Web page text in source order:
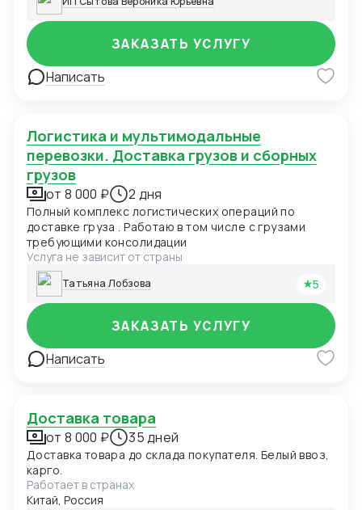
Написать
ЗАКАЗАТЬ УСЛУГУ
Логистика и мультимодальные
перевозки. Доставка грузов и сборных
грузов
от 8 000 ₽ 2 дня
Полный комплекс логистических операций по
доставке груза . Работаю в том числе с грузами
требующими консолидации
Услуга не зависит от страны
Татьяна Лобзова 5
Написать
ЗАКАЗАТЬ УСЛУГУ
Доставка товара
от 8 000 ₽ 35 дней
Доставка товара до склада покупателя. Белый ввоз,
карго.
Работает в странах
Китай, Россия